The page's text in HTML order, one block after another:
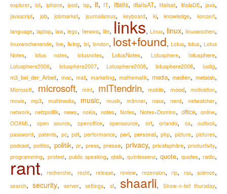
explorer,iot, iphone,ipod, isp, it, IT, itfails, itfailsAT,itfailsat, itfailsDE,java,
javascript, job,jobmarket,journalismus, keyboard, ki,knowledge,konzert,
language,laptop,law,lego, lenovo, life, links, Linux, linux,linuxwochen,
linuxwochenende, live, living, lol, london, lost+found, Lotus, lotus, Lotus
Notes, lotus notes, lotusnotes, LotusNotes, Lotusphere, lotusphere,
Lotusphere2006, lotusphere2007, Lotusphere2008, lotusphere2008, lustig,
m3_bei_der_Arbeit, mac,mail, marketing,mathematik, media,medien,metalab,
Microsoft, microsoft, mint, mITtendrin,mobile, mood,motivation,
movie,mp3,multimedia, music, musik, männer, nasa, nerd, netwatcher,
network, netzpolitik, news, nokia, notes, Notes, Notes+Domino, office, online,
OOXML, open source, openoffice, opensource, orf, orlando, os, outlook,
password, patents, pc,pdf,performance, perl, personal,php,picture,pictures,
podcast,politics, politik, pr, press,presse, privacy, privatsphäre, productivity,
programming, protest, public speaking, qtalk, quintessenz, quote, quotes, radio,
rant,recherche, recht,release, review, rezension,rip, rss, science,
search,security, server,settings, sf, shaarli, Show-n-tell thursday,